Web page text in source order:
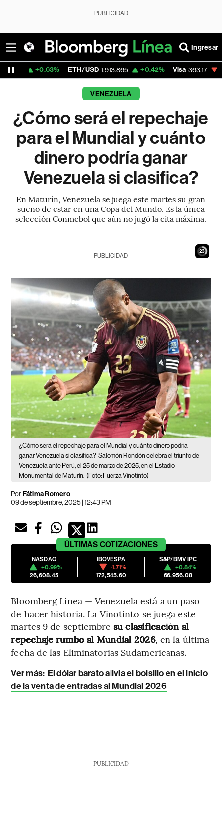
PUBLICIDAD
Ingresar
ETH/USD 1,913.865 +0.42% Visa 363.17 -1.97%
VENEZUELA
¿Cómo será el repechaje
para el Mundial y cuánto
dinero podría ganar
Venezuela si clasifica?
En Maturín, Venezuela se juega este martes su gran
sueño de estar en una Copa del Mundo. Es la única
selección Conmebol que aún no jugó la cita máxima.
21
PUBLICIDAD
¿Cómo será el repechaje para el Mundial y cuánto dinero podría
ganar Venezuela si clasifica? Salomón Rondón celebra el triunfo de
Venezuela ante Perú, el 25 de marzo de 2025, en el Estadio
Monumental de Maturín. (Foto: Fuerza Vinotinto)
PorFátima Romero
09 de septiembre, 2025 | 12:43 PM
ÚLTIMAS COTIZACIONES
NASDAQ
+0.99%
26,608.45
IBOVESPA
-1.71%
172,545.60
S&P/BMV IPC
+0.84%
66,956.08
Bloomberg Línea — Venezuela está a un paso
de hacer historia. La Vinotinto se juega este
martes 9 de septiembre su clasificación al
repechaje rumbo al Mundial 2026, en la última
fecha de las Eliminatorias Sudamericanas.
Ver más: El dólar barato alivia el bolsillo en el inicio
de la venta de entradas al Mundial 2026
PUBLICIDAD